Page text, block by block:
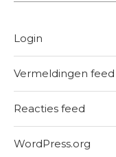
Login
Vermeldingen feed
Reacties feed
WordPress.org